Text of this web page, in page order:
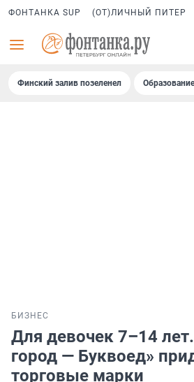
ФОНТАНКА SUP (ОТ)ЛИЧНЫЙ ПИТЕР
Финский залив позеленел
БИЗНЕС
Для девочек 7–14
город — Буквоед»
торговые марки